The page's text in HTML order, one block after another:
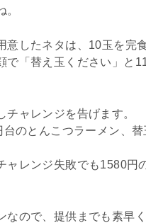
意したネタは、10玉を完
で「替え玉ください」と
チャレンジを告げます。
のとんこつラーメン、替
ャレンジ失敗でも1580円
なので、提供までも素早